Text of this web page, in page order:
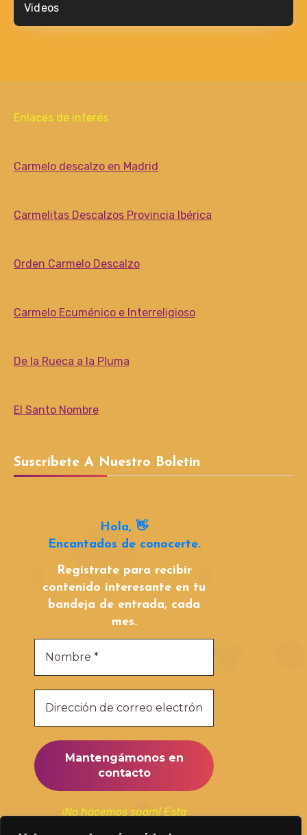
Videos
Enlaces de interés
Carmelo descalzo en Madrid
Carmelitas Descalzos Provincia Ibérica
Orden Carmelo Descalzo
Carmelo Ecuménico e Interreligioso
De la Rueca a la Pluma
El Santo Nombre
Suscríbete A Nuestro Boletín
Hola, 👋
Encantados de conocerte.
Regístrate para recibir
contenido interesante en tu
bandeja de entrada, cada
mes.
¡No hacemos spam! Esta